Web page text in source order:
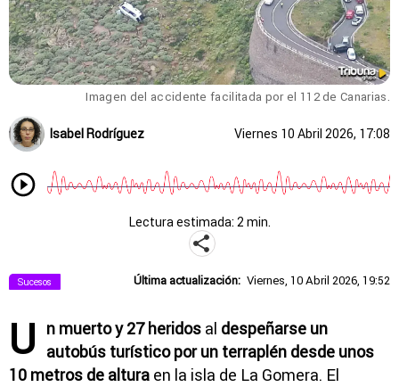
Imagen del accidente facilitada por el 112 de Canarias.
Isabel Rodríguez Viernes 10 Abril 2026, 17:08
Lectura estimada: 2 min.
Sucesos Última actualización: Viernes, 10 Abril 2026, 19:52
U n muerto y 27 heridos al despeñarse un
autobús turístico por un terraplén desde unos
10 metros de altura en la isla de La Gomera. El